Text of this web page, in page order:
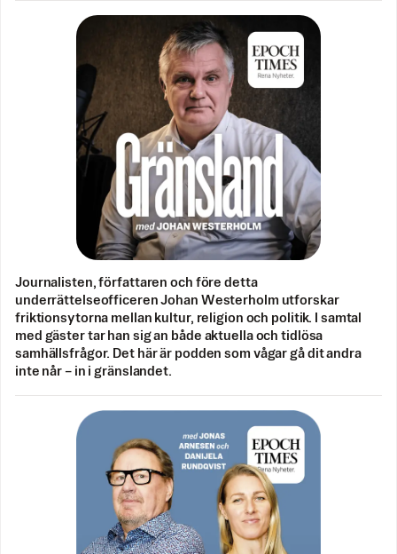
Journalisten, författaren och före detta
underrättelseofficeren Johan Westerholm utforskar
friktionsytorna mellan kultur, religion och politik. I samtal
med gäster tar han sig an både aktuella och tidlösa
samhällsfrågor. Det här är podden som vågar gå dit andra
inte når – in i gränslandet.